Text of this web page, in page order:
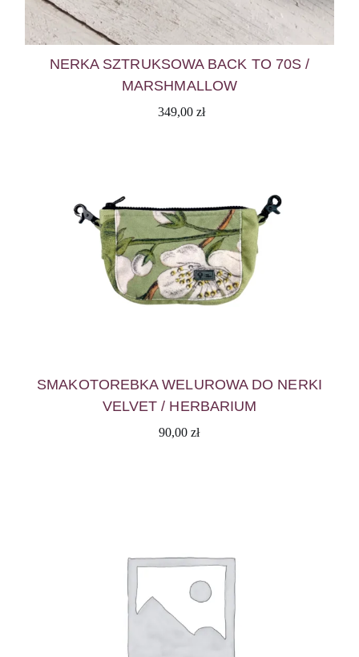
NERKA SZTRUKSOWA BACK TO 70S /
MARSHMALLOW
349,00 zł
SMAKOTOREBKA WELUROWA DO NERKI
VELVET / HERBARIUM
90,00zł